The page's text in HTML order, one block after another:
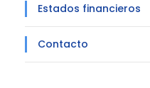
Estados financieros
Contacto